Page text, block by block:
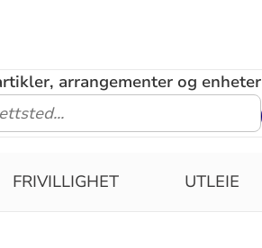
arrangementer og enheter
FRIVILLIGHET UTLEIE